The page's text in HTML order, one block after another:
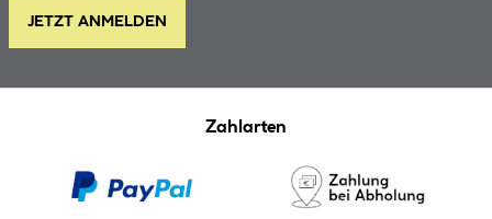
JETZT ANMELDEN
Zahlarten